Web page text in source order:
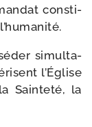
consti­
simul­ta­
l’Église
Sainteté, la